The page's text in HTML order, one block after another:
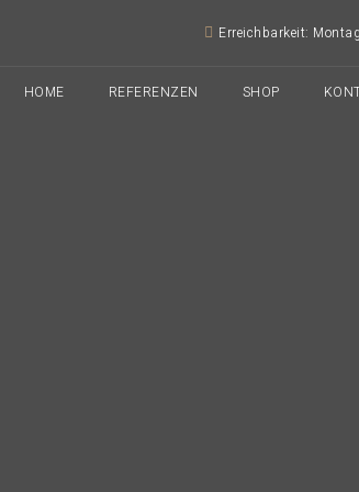
Erreichbarkeit:
HOME REFERENZEN SHOP